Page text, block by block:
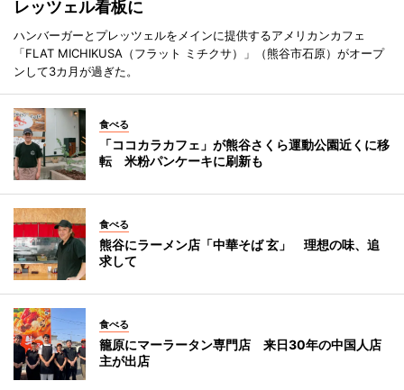
レッツェル看板に
ハンバーガーとプレッツェルをメインに提供するアメリカンカフェ
「FLAT MICHIKUSA（フラット ミチクサ）」（熊谷市石原）がオープ
ンして3カ月が過ぎた。
食べる
「ココカラカフェ」が熊谷さくら運動公園近くに移
転 米粉パンケーキに刷新も
食べる
熊谷にラーメン店「中華そば 玄」 理想の味、追
求して
食べる
籠原にマーラータン専門店 来日30年の中国人店
主が出店